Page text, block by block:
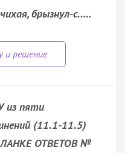
брызнул-с..…
из пяти
(11.1-11.5)
ОТВЕТОВ №